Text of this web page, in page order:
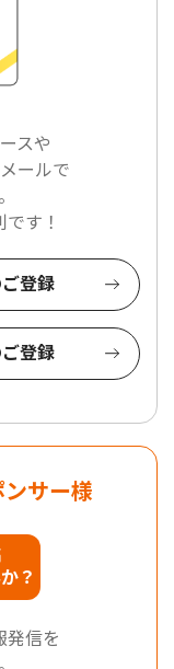
スや
ールで
す！
登録
登録
サー様
？
発信を